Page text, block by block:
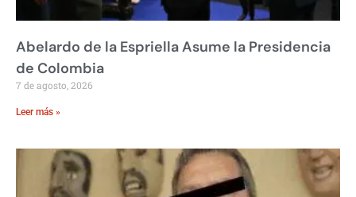
Abelardo de la Espriella Asume la Presidencia
de Colombia
7 de agosto, 2026
Leer más »